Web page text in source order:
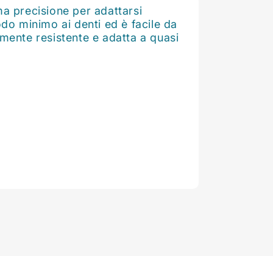
precisione per adattarsi
minimo ai denti ed è facile da
resistente e adatta a quasi